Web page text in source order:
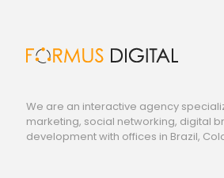
We are an interactive agency
marketing, social networking, digital
development with offices in Brazil,